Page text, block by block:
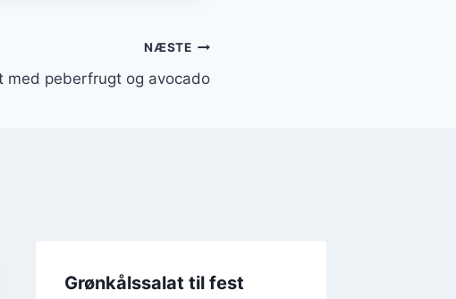
NÆSTE
med peberfrugt og avocado
Grønkålssalat til fest